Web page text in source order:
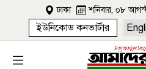
ঢাকা শনিবার, ০৮
ইউনিকোড কনভার্টার